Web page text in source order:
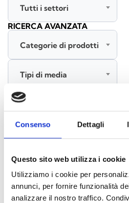
Consenso Dettagli
Questo sito web utilizza i cookie
Utilizziamo i cookie per
annunci, per fornire funzionalità
analizzare il nostro traffico.
Documenti
Seleziona tutti
Accedi, prima di scaricare i
Tutti i settori
RICERCA AVANZATA
Categorie di prodotti
Tipi di media
Tutte le lingue
CERCA